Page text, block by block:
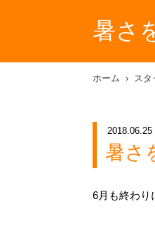
暑さ
ホーム スタ
2018.06.25
暑さ
6月も終わり